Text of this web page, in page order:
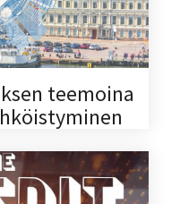
teemoina